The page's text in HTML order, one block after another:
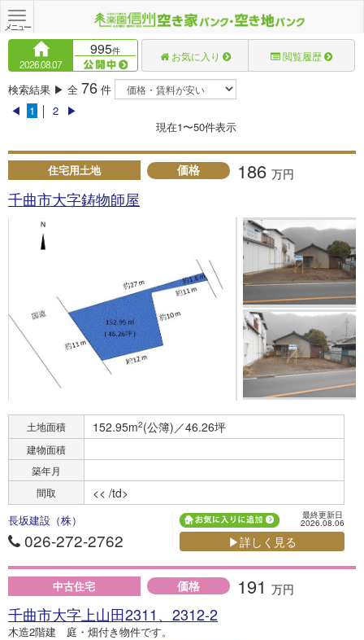
Toggle
navigation
メニュー
2026.08.07
995件 お気に入り 閲覧履歴
検索結果 ▶ 全 76 件
◀
1 │ 2
▶
現在1〜50件表示
住宅用土地 価格 186 万円
千曲市大字鋳物師屋
土地面積 152.95m2(公簿)／46.26坪
建物面積
築年月
間取
<< /td>
長坂建設（株）
026-272-2762
最終更新日
2026.08.06
▶詳しく見る
中古住宅 価格 191 万円
千曲市大字上山田2311、2312-2
木造2階建 庭・畑付き物件です。